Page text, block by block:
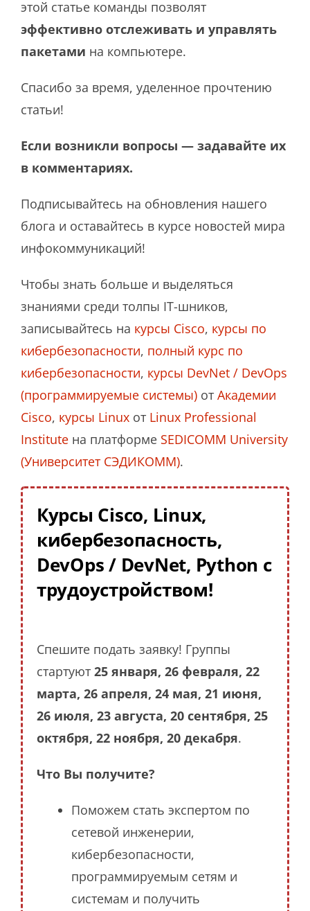
этой статье команды позволят
эффективно отслеживать и управлять
пакетами на компьютере.
Спасибо за время, уделенное прочтению
статьи!
Если возникли вопросы — задавайте их
в комментариях.
Подписывайтесь на обновления нашего
блога и оставайтесь в курсе новостей мира
инфокоммуникаций!
Чтобы знать больше и выделяться
знаниями среди толпы IT-шников,
записывайтесь на курсы Cisco, курсы по
кибербезопасности, полный курс по
кибербезопасности, курсы DevNet / DevOps
(программируемые системы) от Академии
Cisco, курсы Linux от Linux Professional
Institute на платформе SEDICOMM University
(Университет СЭДИКОММ).
Курсы Cisco, Linux,
кибербезопасность,
DevOps / DevNet, Python с
трудоустройством!
Спешите подать заявку! Группы
стартуют 25 января, 26 февраля, 22
марта, 26 апреля, 24 мая, 21 июня,
26 июля, 23 августа, 20 сентября, 25
октября, 22 ноября, 20 декабря.
Что Вы получите?
Поможем стать экспертом по
сетевой инженерии,
кибербезопасности,
программируемым сетям и
системам и получить